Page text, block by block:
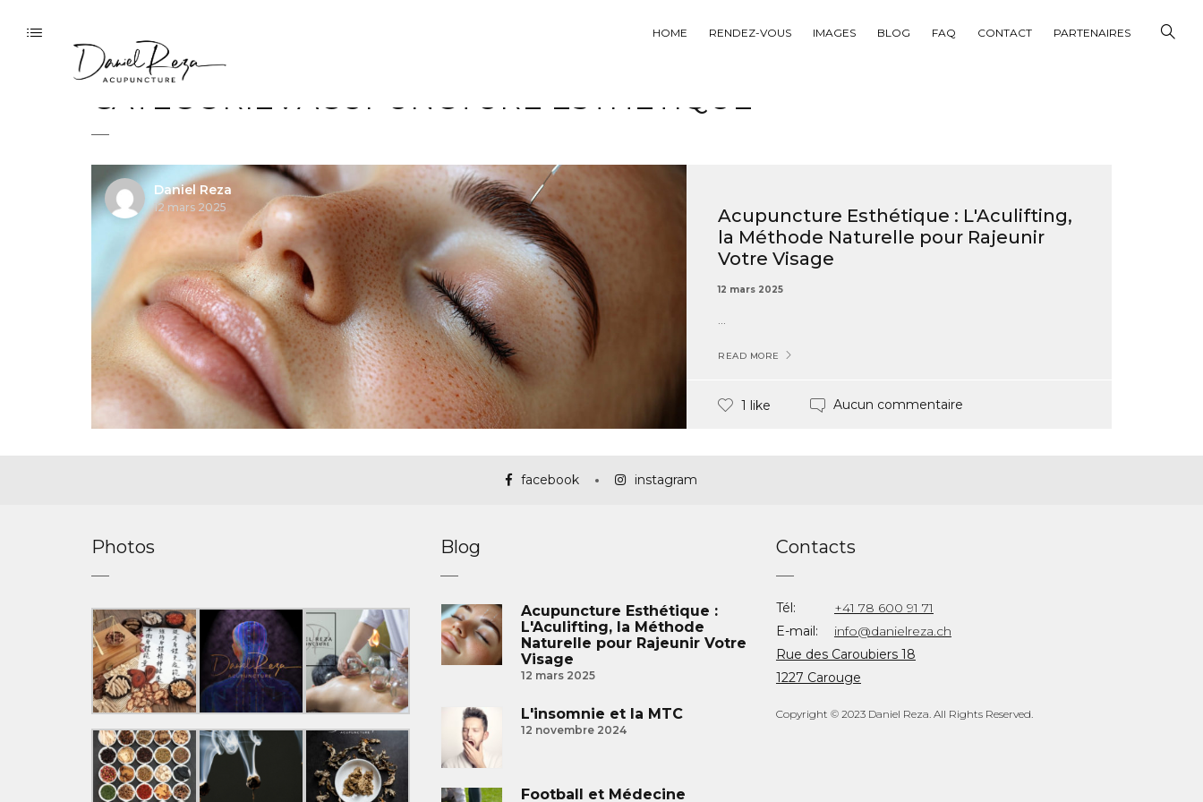
HOME RENDEZ-VOUS IMAGES BLOG FAQ CONTACT PARTENAIRES
CATÉGORIE : ACUPUNCTURE ESTHÉTIQUE
Daniel Reza
12 mars 2025
Acupuncture Esthétique : L'Aculifting,
la Méthode Naturelle pour Rajeunir
Votre Visage
12 mars 2025
...
READ MORE
1 like Aucun commentaire
facebook instagram
Photos Blog
Acupuncture Esthétique :
L'Aculifting, la Méthode
Naturelle pour Rajeunir Votre
Visage
12 mars 2025
L'insomnie et la MTC
12 novembre 2024
Football et Médecine
Contacts
Tél:
+41 78 600 91 71
E-mail:
info@danielreza.ch
Rue des Caroubiers 18
1227 Carouge
Copyright © 2023 Daniel Reza. All Rights Reserved.